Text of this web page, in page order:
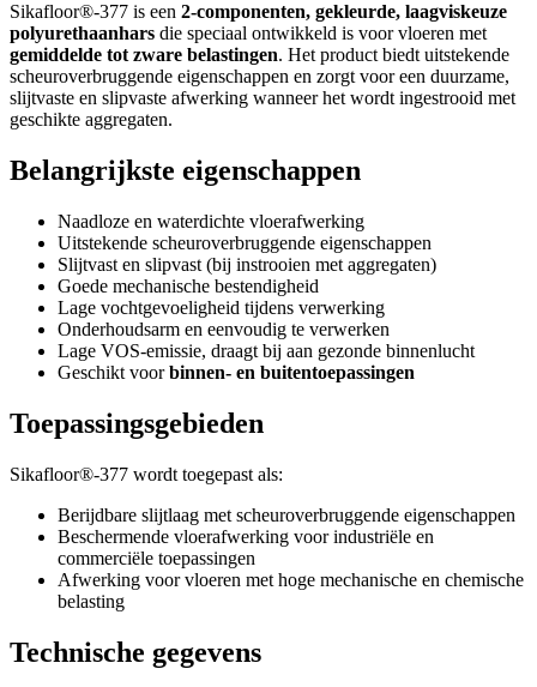
Sikafloor®-377 is een 2-componenten, gekleurde, laagviskeuze
polyurethaanhars die speciaal ontwikkeld is voor vloeren met
gemiddelde tot zware belastingen. Het product biedt uitstekende
scheuroverbruggende eigenschappen en zorgt voor een duurzame,
slijtvaste en slipvaste afwerking wanneer het wordt ingestrooid met
geschikte aggregaten.
Belangrijkste eigenschappen
Naadloze en waterdichte vloerafwerking
Uitstekende scheuroverbruggende eigenschappen
Slijtvast en slipvast (bij instrooien met aggregaten)
Goede mechanische bestendigheid
Lage vochtgevoeligheid tijdens verwerking
Onderhoudsarm en eenvoudig te verwerken
Lage VOS-emissie, draagt bij aan gezonde binnenlucht
Geschikt voorbinnen- en buitentoepassingen
Toepassingsgebieden
Sikafloor®-377 wordt toegepast als:
Berijdbare slijtlaag met scheuroverbruggende eigenschappen
Beschermende vloerafwerking voor industriële en
commerciële toepassingen
Afwerking voor vloeren met hoge mechanische en chemische
belasting
Technische gegevens